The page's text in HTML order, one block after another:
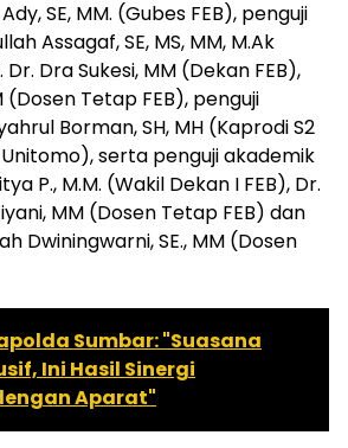
SE, MM. (Gubes FEB), penguji
Assagaf, SE, MS, MM, M.Ak
Dra Sukesi, MM (Dekan FEB),
(Dosen Tetap FEB), penguji
Borman, SH, MH (Kaprodi S2
serta penguji akademik
P., M.M. (Wakil Dekan I FEB), Dr.
MM (Dosen Tetap FEB) dan
Dwiningwarni, SE., MM (Dosen
Sumbar: "Suasana
Ini Hasil Sinergi
Aparat"